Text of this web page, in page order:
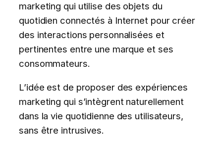
marketing qui utilise des objets du
quotidien connectés à Internet pour créer
des interactions personnalisées et
pertinentes entre une marque et ses
consommateurs.
L’idée est de proposer des expériences
marketing qui s’intègrent naturellement
dans la vie quotidienne des utilisateurs,
sans être intrusives.